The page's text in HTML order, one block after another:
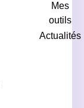
Mes
outils
Actualités